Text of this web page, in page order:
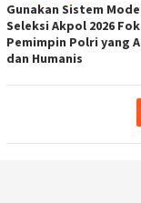
Gunakan Sistem
Seleksi Akpol 2026
Pemimpin Polri yang
dan Humanis